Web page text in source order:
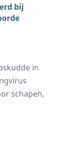
bij
in
schapen,